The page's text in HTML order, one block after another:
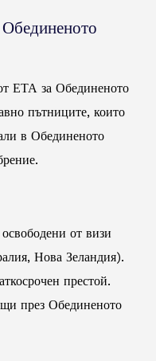
ЕТА за Обединеното
пътниците, които
в Обединеното
от визи
Нова Зеландия).
престой.
през Обединеното